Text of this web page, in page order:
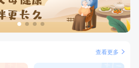
赵**
成功预约青春体检卡（女）
赵*
购买了油米有福B款
查看更多